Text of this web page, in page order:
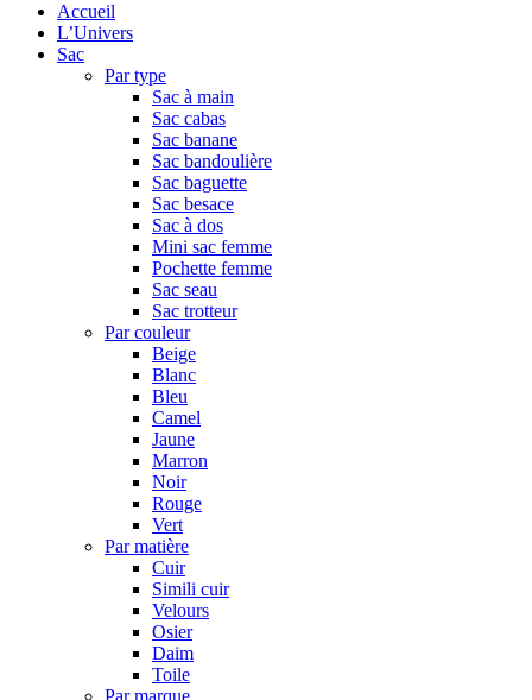
Accueil
L’Univers
Sac
Par type
Sac à main
Sac cabas
Sac banane
Sac bandoulière
Sac baguette
Sac besace
Sac à dos
Mini sac femme
Pochette femme
Sac seau
Sac trotteur
Par couleur
Beige
Blanc
Bleu
Camel
Jaune
Marron
Noir
Rouge
Vert
Par matière
Cuir
Simili cuir
Velours
Osier
Daim
Toile
Par marque